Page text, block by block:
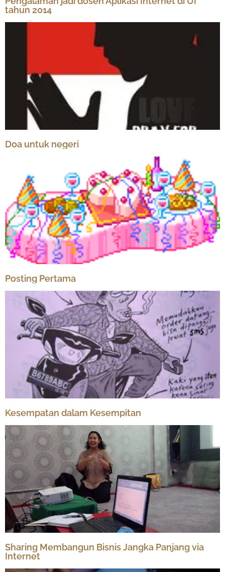
tahun 2014
Doa untuk negeri
Posting Pertama
Kesempatan dalam Kesempitan
Sharing Membangun Bisnis Jangka Panjang via
Internet